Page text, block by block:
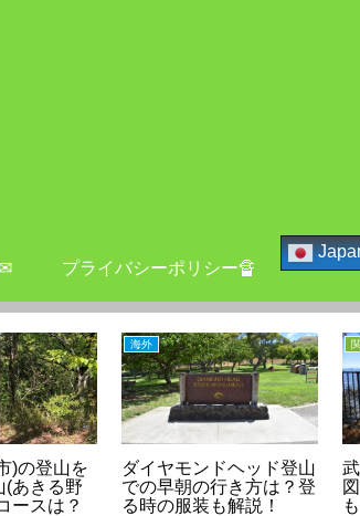
プライバシーポリシー🔏
)の登山を
(あきる野
ースは？
海外
ダイヤモンドヘッド登山
での早朝の行き方は？登
る時の服装も解説！